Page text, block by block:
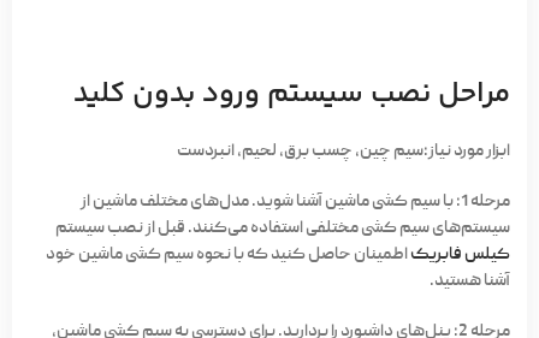
مراحل نصب سیستم ورود بدون کلید
ابزار مورد نیاز:سیم چین، چسب برق، لحیم، انبردست
مرحله 1:
با سیم کشی ماشین آشنا شوید. مدل‌های مختلف ماشین از
سیستم‌های سیم کشی مختلفی استفاده می‌کنند. قبل از نصب سیستم
کیلس فابریکاطمینان حاصل کنید که با نحوه سیم کشی ماشین خود
آشنا هستید.
مرحله 2:
پنل‌های داشبورد را بردارید. برای دسترسی به سیم کشی ماشین،